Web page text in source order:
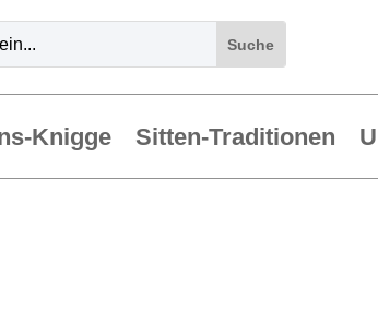
Knigge Sitten-Traditionen